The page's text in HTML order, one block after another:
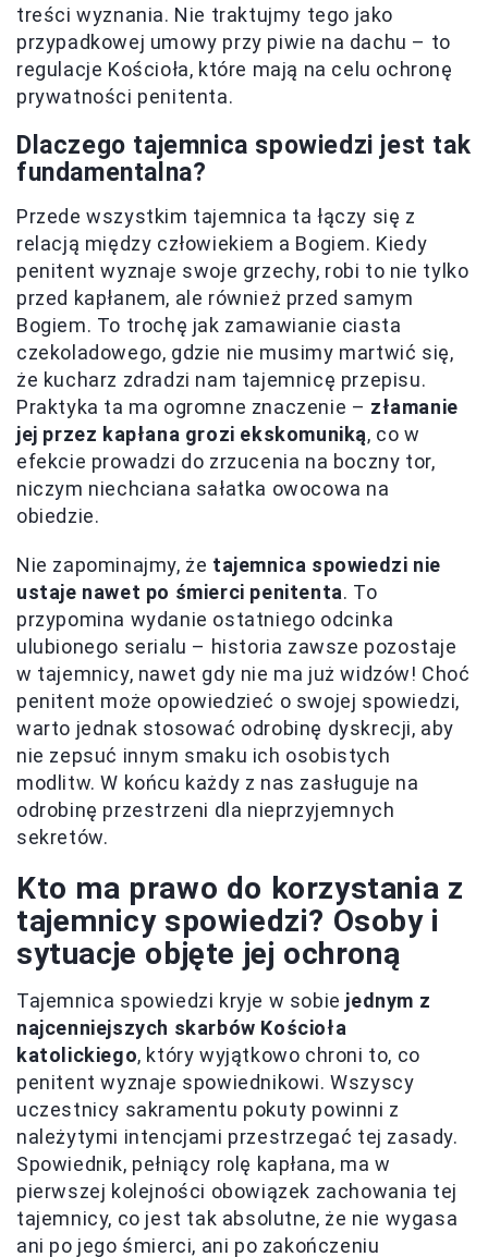
treści wyznania. Nie traktujmy tego jako
przypadkowej umowy przy piwie na dachu – to
regulacje Kościoła, które mają na celu ochronę
prywatności penitenta.
Dlaczego tajemnica spowiedzi jest tak
fundamentalna?
Przede wszystkim tajemnica ta łączy się z
relacją między człowiekiem a Bogiem. Kiedy
penitent wyznaje swoje grzechy, robi to nie tylko
przed kapłanem, ale również przed samym
Bogiem. To trochę jak zamawianie ciasta
czekoladowego, gdzie nie musimy martwić się,
że kucharz zdradzi nam tajemnicę przepisu.
Praktyka ta ma ogromne znaczenie – złamanie
jej przez kapłana grozi ekskomuniką, co w
efekcie prowadzi do zrzucenia na boczny tor,
niczym niechciana sałatka owocowa na
obiedzie.
Nie zapominajmy, że tajemnica spowiedzi nie
ustaje nawet po śmierci penitenta. To
przypomina wydanie ostatniego odcinka
ulubionego serialu – historia zawsze pozostaje
w tajemnicy, nawet gdy nie ma już widzów! Choć
penitent może opowiedzieć o swojej spowiedzi,
warto jednak stosować odrobinę dyskrecji, aby
nie zepsuć innym smaku ich osobistych
modlitw. W końcu każdy z nas zasługuje na
odrobinę przestrzeni dla nieprzyjemnych
sekretów.
Kto ma prawo do korzystania z
tajemnicy spowiedzi? Osoby i
sytuacje objęte jej ochroną
Tajemnica spowiedzi kryje w sobie jednym z
najcenniejszych skarbów Kościoła
katolickiego, który wyjątkowo chroni to, co
penitent wyznaje spowiednikowi. Wszyscy
uczestnicy sakramentu pokuty powinni z
należytymi intencjami przestrzegać tej zasady.
Spowiednik, pełniący rolę kapłana, ma w
pierwszej kolejności obowiązek zachowania tej
tajemnicy, co jest tak absolutne, że nie wygasa
ani po jego śmierci, ani po zakończeniu